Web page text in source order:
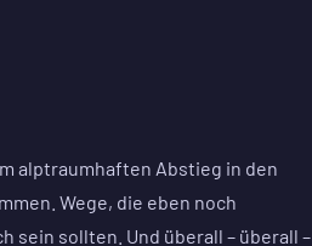
alptraumhaften Abstieg in den
Wege, die eben noch
sollten. Und überall – überall –